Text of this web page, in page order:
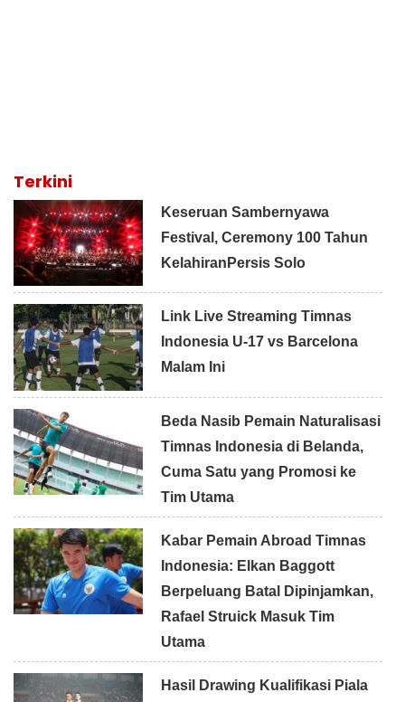
Terkini
Keseruan Sambernyawa
Festival, Ceremony 100 Tahun
KelahiranPersis Solo
Link Live Streaming Timnas
Indonesia U-17 vs Barcelona
Malam Ini
Beda Nasib Pemain Naturalisasi
Timnas Indonesia di Belanda,
Cuma Satu yang Promosi ke
Tim Utama
Kabar Pemain Abroad Timnas
Indonesia: Elkan Baggott
Berpeluang Batal Dipinjamkan,
Rafael Struick Masuk Tim
Utama
Hasil Drawing Kualifikasi Piala